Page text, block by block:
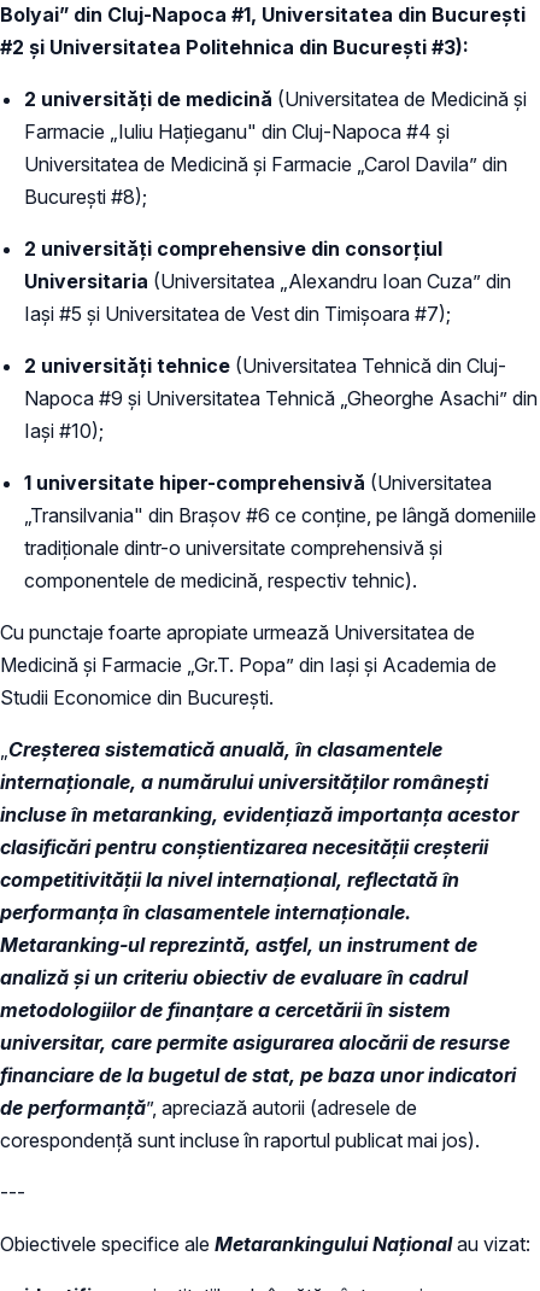
Bolyai” din Cluj-Napoca #1, Universitatea din Bucureşti
#2 și Universitatea Politehnica din Bucureşti #3):
2 universități de medicină (Universitatea de Medicină și
Farmacie „Iuliu Haţieganu" din Cluj-Napoca #4 și
Universitatea de Medicină și Farmacie „Carol Davila” din
Bucureşti #8);
2 universități comprehensive din consorțiul
Universitaria (Universitatea „Alexandru Ioan Cuza” din
Iaşi #5 și Universitatea de Vest din Timişoara #7);
2 universități tehnice (Universitatea Tehnică din Cluj-
Napoca #9 și Universitatea Tehnică „Gheorghe Asachi” din
Iaşi #10);
1 universitate hiper-comprehensivă (Universitatea
„Transilvania" din Braşov #6 ce conține, pe lângă domeniile
tradiționale dintr-o universitate comprehensivă și
componentele de medicină, respectiv tehnic).
Cu punctaje foarte apropiate urmează Universitatea de
Medicină și Farmacie „Gr.T. Popa” din Iași și Academia de
Studii Economice din București.
Creșterea sistematică anuală, în clasamentele
internaționale, a numărului universităților românești
incluse în metaranking, evidențiază importanța acestor
clasificări pentru conștientizarea necesității creșterii
competitivității la nivel internațional, reflectată în
performanța în clasamentele internaționale.
Metaranking-ul reprezintă, astfel, un instrument de
analiză și un criteriu obiectiv de evaluare în cadrul
metodologiilor de finanțare a cercetării în sistem
universitar, care permite asigurarea alocării de resurse
financiare de la bugetul de stat, pe baza unor indicatori
de performanță”, apreciază autorii (adresele de
corespondență sunt incluse în raportul publicat mai jos).
---
Obiectivele specifice ale Metarankingului Naționalau vizat: